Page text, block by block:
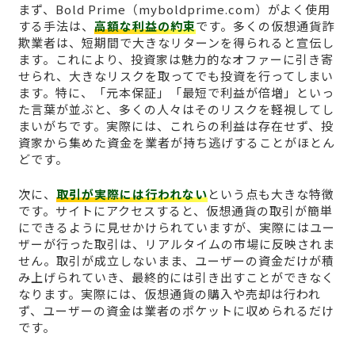
まず、Bold Prime（myboldprime.com）がよく使用
する手法は、 高額な利益の約束です。多くの仮想通貨詐
欺業者は、短期間で大きなリターンを得られると宣伝し
ます。これにより、投資家は魅力的なオファーに引き寄
せられ、大きなリスクを取ってでも投資を行ってしまい
ます。特に、「元本保証」「最短で利益が倍増」といっ
た言葉が並ぶと、多くの人々はそのリスクを軽視してし
まいがちです。実際には、これらの利益は存在せず、投
資家から集めた資金を業者が持ち逃げすることがほとん
どです。
次に、 取引が実際には行われないという点も大きな特徴
です。サイトにアクセスすると、仮想通貨の取引が簡単
にできるように見せかけられていますが、実際にはユー
ザーが行った取引は、リアルタイムの市場に反映されま
せん。取引が成立しないまま、ユーザーの資金だけが積
み上げられていき、最終的には引き出すことができなく
なります。実際には、仮想通貨の購入や売却は行われ
ず、ユーザーの資金は業者のポケットに収められるだけ
です。